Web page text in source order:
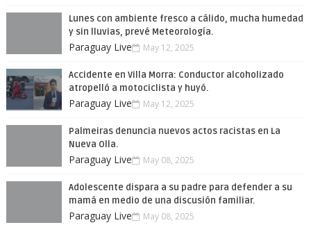
Lunes con ambiente fresco a cálido, mucha humedad
y sin lluvias, prevé Meteorología.
Paraguay Live May 12, 2025
Accidente en Villa Morra: Conductor alcoholizado
atropelló a motociclista y huyó.
Paraguay Live May 12, 2025
Palmeiras denuncia nuevos actos racistas en La
Nueva Olla.
Paraguay Live May 08, 2025
Adolescente dispara a su padre para defender a su
mamá en medio de una discusión familiar.
Paraguay Live May 08, 2025